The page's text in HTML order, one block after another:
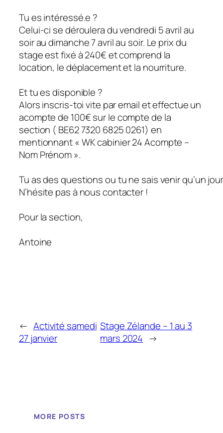
Tu es intéressé.e ?
Celui-ci se déroulera du vendredi 5 avril au
soir au dimanche 7 avril au soir. Le prix du
stage est fixé à 240€ et comprend la
location, le déplacement et la nourriture.
Et tu es disponible ?
Alors inscris-toi vite par email et effectue un
acompte de 100€ sur le compte de la
section ( BE62 7320 6825 0261) en
mentionnant « WK cabinier 24 Acompte –
Nom Prénom ».
Tu as des questions ou tu ne sais venir qu’un
N’hésite pas à nous contacter !
Pour la section,
Antoine
← Activité samedi
27 janvier
Stage Zélande – 1 au 3
mars 2024 →
MORE POSTS